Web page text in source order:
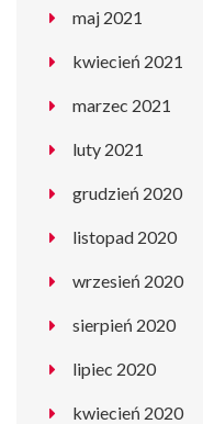
maj 2021
kwiecień 2021
marzec 2021
luty 2021
grudzień 2020
listopad 2020
wrzesień 2020
sierpień 2020
lipiec 2020
kwiecień 2020